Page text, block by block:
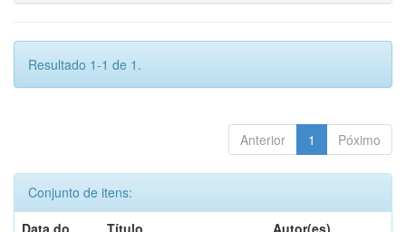
Resultado 1-1 de 1.
Anterior 1 Póximo
Conjunto de itens: